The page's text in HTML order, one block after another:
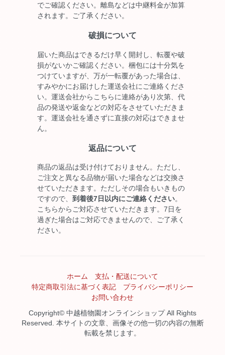
でご確認ください。離島などは中継料金が加算
されます。ご了承ください。
破損について
届いた商品はできるだけ早く開封し、転覆や破
損がないかご確認ください。梱包には十分気を
つけていますが、万が一転覆があった場合は、
すみやかにお届けした運送会社にご連絡くださ
い。運送会社からこちらに連絡があり次第、代
品の発送や返金などの対応をさせていただきま
す。運送会社を通さずに直接の対応はできませ
ん。
返品について
商品の返品は受け付けておりません。ただし、
ご注文と異なる品物が届いた場合などは交換さ
せていただきます。ただしその場合もいきもの
ですので、 到着後7日以内にご連絡ください。
こちらからご対応させていただきます。7日を
過ぎた場合はご対応できませんので、ご了承く
ださい。
ホーム
支払・配送について
特定商取引法に基づく表記
プライバシーポリシー
お問い合わせ
Copyright© 中越植物園オンラインショップ All Rights
Reserved. 本サイトの文章、画像その他一切の内容の無断
転載を禁じます。